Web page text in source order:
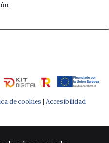
de cookies | Accesibilidad